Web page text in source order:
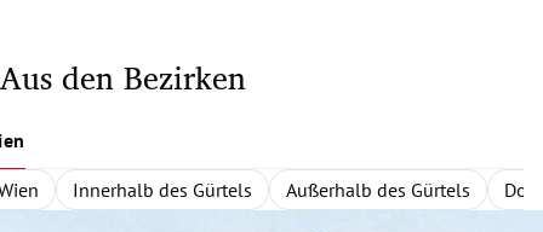
Aus den Bezirken
Innerhalb des Gürtels Außerhalb des Gürtels